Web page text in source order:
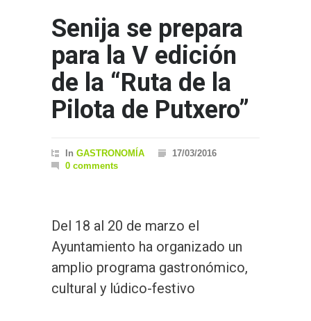
Senija se prepara
para la V edición
de la “Ruta de la
Pilota de Putxero”
In GASTRONOMÍA
17/03/2016
0 comments
Del 18 al 20 de marzo el
Ayuntamiento ha organizado un
amplio programa gastronómico,
cultural y lúdico-festivo